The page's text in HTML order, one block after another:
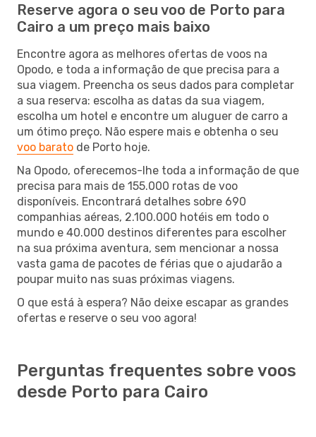
Reserve agora o seu voo de Porto para
Cairo a um preço mais baixo
Encontre agora as melhores ofertas de voos na
Opodo, e toda a informação de que precisa para a
sua viagem. Preencha os seus dados para completar
a sua reserva: escolha as datas da sua viagem,
escolha um hotel e encontre um aluguer de carro a
um ótimo preço. Não espere mais e obtenha o seu
voo barato de Porto hoje.
Na Opodo, oferecemos-lhe toda a informação de que
precisa para mais de 155.000 rotas de voo
disponíveis. Encontrará detalhes sobre 690
companhias aéreas, 2.100.000 hotéis em todo o
mundo e 40.000 destinos diferentes para escolher
na sua próxima aventura, sem mencionar a nossa
vasta gama de pacotes de férias que o ajudarão a
poupar muito nas suas próximas viagens.
O que está à espera? Não deixe escapar as grandes
ofertas e reserve o seu voo agora!
Perguntas frequentes sobre voos
desde Porto para Cairo